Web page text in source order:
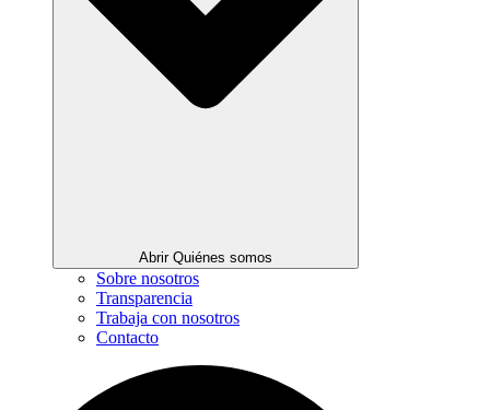
Abrir Quiénes somos
Sobre nosotros
Transparencia
Trabaja con nosotros
Contacto